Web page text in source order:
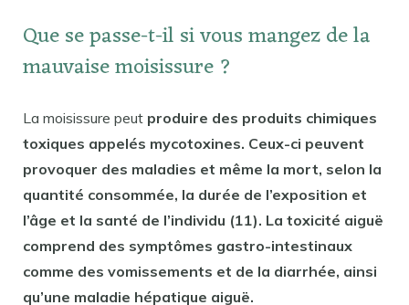
Que se passe-t-il si vous mangez de la
mauvaise moisissure ?
La moisissure peut produire des produits chimiques
toxiques appelés mycotoxines. Ceux-ci peuvent
provoquer des maladies et même la mort, selon la
quantité consommée, la durée de l’exposition et
l’âge et la santé de l’individu (11). La toxicité aiguë
comprend des symptômes gastro-intestinaux
comme des vomissements et de la diarrhée, ainsi
qu’une maladie hépatique aiguë.